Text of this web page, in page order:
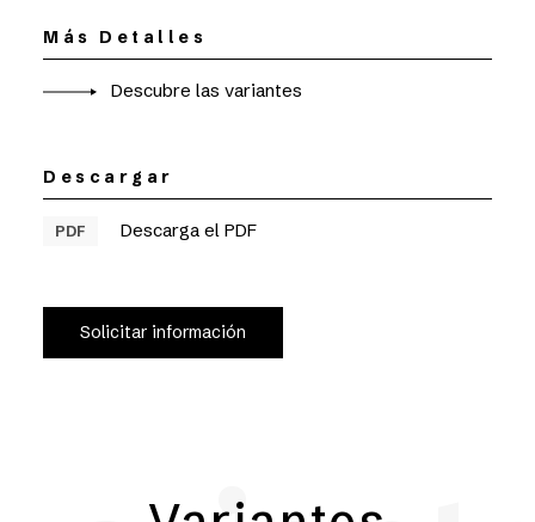
Más Detalles
Descubre las variantes
Descargar
PDF Descarga el PDF
Solicitar información